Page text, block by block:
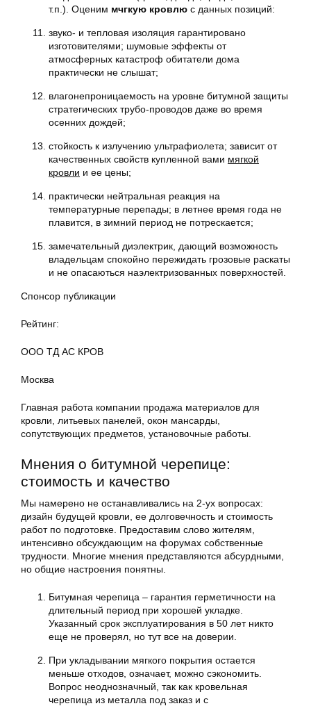
т.п.). Оценим мчгкую кровлю с данных позиций:
звуко- и тепловая изоляция гарантировано
изготовителями; шумовые эффекты от
атмосферных катастроф обитатели дома
практически не слышат;
влагонепроницаемость на уровне битумной защиты
стратегических трубо-проводов даже во время
осенних дождей;
стойкость к излучению ультрафиолета; зависит от
качественных свойств купленной вами мягкой
кровли и ее цены;
практически нейтральная реакция на
температурные перепады; в летнее время года не
плавится, в зимний период не потрескается;
замечательный диэлектрик, дающий возможность
владельцам спокойно пережидать грозовые раскаты
и не опасаються наэлектризованных поверхностей.
Спонсор публикации
Рейтинг:
ООО ТД АС КРОВ
Москва
Главная работа компании продажа материалов для
кровли, литьевых панелей, окон мансарды,
сопутствующих предметов, установочные работы.
Мнения о битумной черепице:
стоимость и качество
Мы намерено не останавливались на 2-ух вопросах:
дизайн будущей кровли, ее долговечность и стоимость
работ по подготовке. Предоставим слово жителям,
интенсивно обсуждающим на форумах собственные
трудности. Многие мнения представляются абсурдными,
но общие настроения понятны.
Битумная черепица – гарантия герметичности на
длительный период при хорошей укладке.
Указанный срок эксплуатирования в 50 лет никто
еще не проверял, но тут все на доверии.
При укладывании мягкого покрытия остается
меньше отходов, означает, можно сэкономить.
Вопрос неоднозначный, так как кровельная
черепица из металла под заказ и с